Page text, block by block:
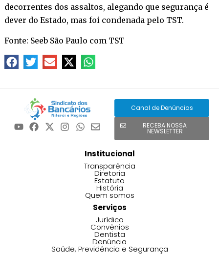
decorrentes dos assaltos, alegando que segurança é
dever do Estado, mas foi condenada pelo TST.
Fonte: Seeb São Paulo com TST
Canal de Denúncias
RECEBA NOSSA
NEWSLETTER
Institucional
Transparência
Diretoria
Estatuto
História
Quem somos
Serviços
Jurídico
Convênios
Dentista
Denúncia
Saúde, Previdência e Segurança